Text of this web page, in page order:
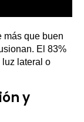
más que buen
El 83%
lateral o
y